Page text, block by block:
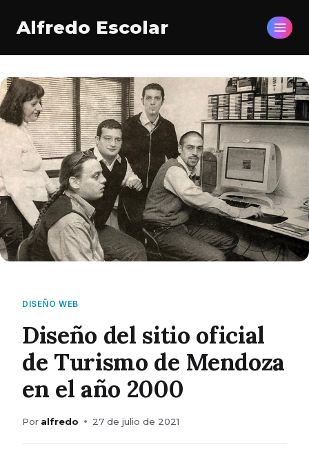
Alfredo Escolar
DISEÑO WEB
Diseño del sitio oficial
de Turismo de Mendoza
en el año 2000
Por alfredo 27 de julio de 2021